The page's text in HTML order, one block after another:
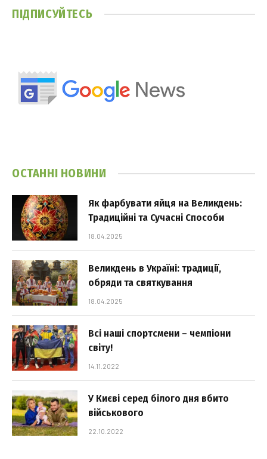
ПІДПИСУЙТЕСЬ
ОСТАННІ НОВИНИ
Як фарбувати яйця на Великдень:
Традиційні та Сучасні Способи
18.04.2025
Великдень в Україні: традиції,
обряди та святкування
18.04.2025
Всі наші спортсмени – чемпіони
світу!
14.11.2022
У Києві серед білого дня вбито
військового
22.10.2022